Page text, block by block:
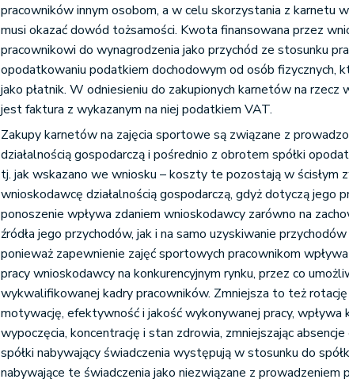
pracowników innym osobom, a w celu skorzystania z karnetu
musi okazać dowód tożsamości. Kwota finansowana przez
pracownikowi do wynagrodzenia jako przychód ze stosunku
opodatkowaniu podatkiem dochodowym od osób fizycznych,
jako płatnik. W odniesieniu do zakupionych karnetów na
jest faktura z wykazanym na niej podatkiem VAT.
Zakupy karnetów na zajęcia sportowe są związane z
działalnością gospodarczą i pośrednio z obrotem spółki
tj. jak wskazano we wniosku – koszty te pozostają w ścisłym
wnioskodawcę działalnością gospodarczą, gdyż dotyczą jego
ponoszenie wpływa zdaniem wnioskodawcy zarówno na
źródła jego przychodów, jak i na samo uzyskiwanie
ponieważ zapewnienie zajęć sportowych pracownikom
pracy wnioskodawcy na konkurencyjnym rynku, przez co
wykwalifikowanej kadry pracowników. Zmniejsza to też
motywację, efektywność i jakość wykonywanej pracy, wpływa
wypoczęcia, koncentrację i stan zdrowia, zmniejszając
spółki nabywający świadczenia występują w stosunku do
nabywające te świadczenia jako niezwiązane z prowadzeniem